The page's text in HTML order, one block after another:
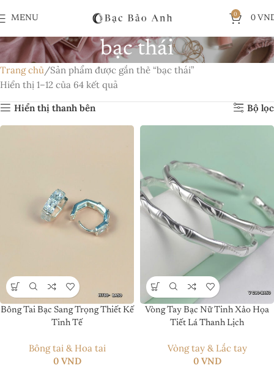
MENU
0
0
bạc thái
Trang chủ Sản phẩm được gắn thẻ “bạc thái”
Hiển thị 1–12 của 64 kết quả
Hiển thị thanh bên
Bộ lọc
Bông Tai Bạc Sang Trọng Thiết Kế
Tinh Tế
Bông tai & Hoa tai
0 VND
Vòng Tay Bạc Nữ Tinh Xảo Họa
Tiết Lá Thanh Lịch
Vòng tay & Lắc tay
0 VND